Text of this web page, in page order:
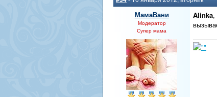
МамаВани
Модератор
Супер мама
Alinka,